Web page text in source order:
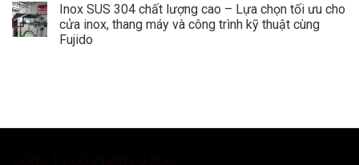
Inox SUS 304 chất lượng cao – Lựa chọn tối ưu cho
cửa inox, thang máy và công trình kỹ thuật cùng
Fujido